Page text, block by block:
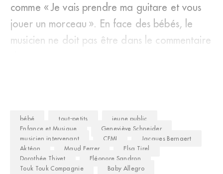
comme « Je vais prendre ma guitare et vous
jouer un morceau ». En face des bébés, le
musicien ne doit pas être dans le commentaire
bébé tout-petits
jeune public
Enfance et Musique
Geneviève Schneider
musicien intervenant
CFMI
Jacques Bernaert
Aktéon
Maud Ferrer
Elsa Tirel
Dorothée Thivet
Eléonore Sandron
Touk Touk Compagnie
Baby Allegro